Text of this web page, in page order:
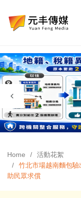
Home
活動花絮
竹北市場越南麵包
助民眾求償